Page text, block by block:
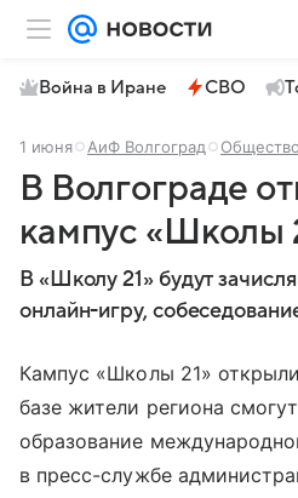
Война в Иране СВО
1 июня АиФ Волгоград Общество
В Волгограде
кампус «Школы
В «Школу 21» будут
онлайн-игру,
Кампус «Школы 21»
базе жители региона
образование
в пресс-службе